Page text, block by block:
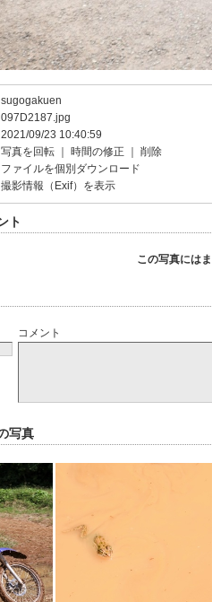
sugogakuen
097D2187.jpg
2021/09/23 10:40:59
写真を回転 時間の修正
削除
ファイルを個別ダウンロード
撮影情報（Exif）を表示
ト
この写真には
コメント
写真